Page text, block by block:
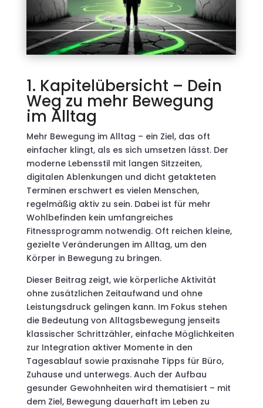
1. Kapitelübersicht – Dein
Weg zu mehr Bewegung
im Alltag
Mehr Bewegung im Alltag – ein Ziel, das oft
einfacher klingt, als es sich umsetzen lässt. Der
moderne Lebensstil mit langen Sitzzeiten,
digitalen Ablenkungen und dicht getakteten
Terminen erschwert es vielen Menschen,
regelmäßig aktiv zu sein. Dabei ist für mehr
Wohlbefinden kein umfangreiches
Fitnessprogramm notwendig. Oft reichen kleine,
gezielte Veränderungen im Alltag, um den
Körper in Bewegung zu bringen.
Dieser Beitrag zeigt, wie körperliche Aktivität
ohne zusätzlichen Zeitaufwand und ohne
Leistungsdruck gelingen kann. Im Fokus stehen
die Bedeutung von Alltagsbewegung jenseits
klassischer Schrittzähler, einfache Möglichkeiten
zur Integration aktiver Momente in den
Tagesablauf sowie praxisnahe Tipps für Büro,
Zuhause und unterwegs. Auch der Aufbau
gesunder Gewohnheiten wird thematisiert – mit
dem Ziel, Bewegung dauerhaft im Leben zu